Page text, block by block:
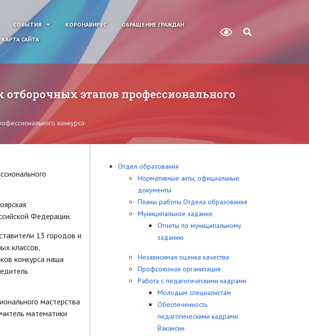
СОБЫТИЯ КОРОНАВИРУС
ОБРАЩЕНИЕ ГРАЖДАН
КАРТА САЙТА
отборочных этапов профессионального
конкурса
Федерации.
13 городов и
классов,
конкурса наша
мастерства
математики
Отдел образования
Нормативные акты, официальные
документы
Планы работы Отдела образования
Муниципальное задание
Отчеты по муниципальному
заданию
Независимая оценка качества
Профсоюзная организация
Работа с педагогическими кадрами
Молодым специалистам
Обеспеченность
педагогическими кадрами.
Вакансии